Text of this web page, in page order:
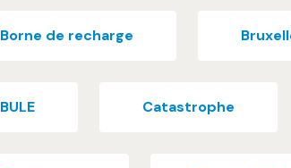
Borne de recharge
BULE Catastrophe